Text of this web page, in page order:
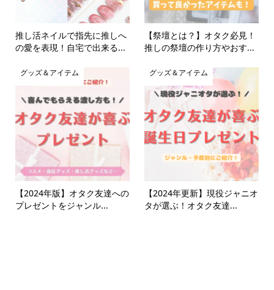
推し活ネイルで指先に推しへ
の愛を表現！自宅で出来る...
【祭壇とは？】オタク必見！
推しの祭壇の作り方やおす...
グッズ＆アイテム
【2024年版】オタク友達への
プレゼントをジャンル...
グッズ＆アイテム
【2024年更新】現役ジャニオ
タが選ぶ！オタク友達...